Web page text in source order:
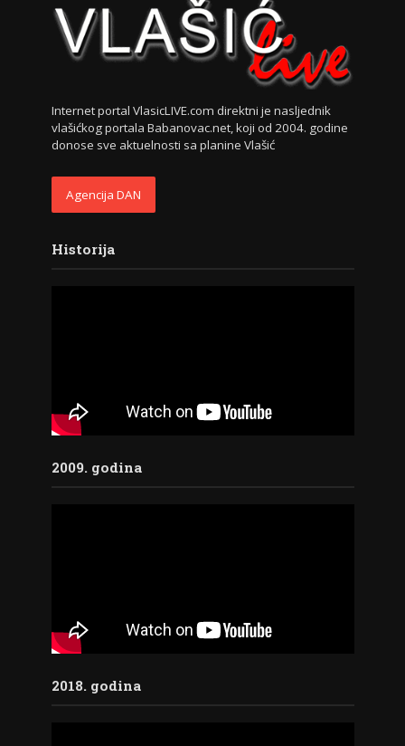
Internet portal VlasicLIVE.com direktni je nasljednik
vlašićkog portala Babanovac.net, koji od 2004. godine
donose sve aktuelnosti sa planine Vlašić
Agencija DAN
Historija
2009. godina
2018. godina